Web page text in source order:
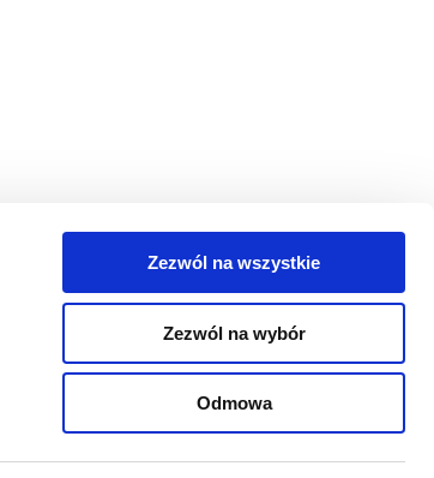
Zezwól na wszystkie
Zezwól na wybór
Odmowa